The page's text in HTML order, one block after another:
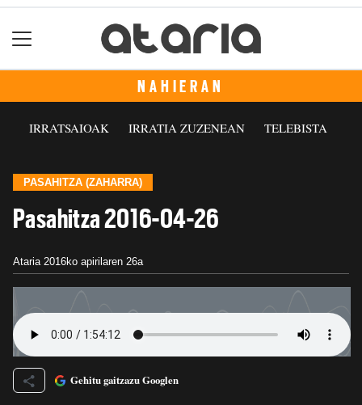
NAHIERAN
IRRATSAIOAK IRRATIA ZUZENEAN TELEBISTA
PASAHITZA (ZAHARRA)
Pasahitza 2016-04-26
Ataria 2016ko apirilaren 26a
Gehitu gaitzazu Googlen